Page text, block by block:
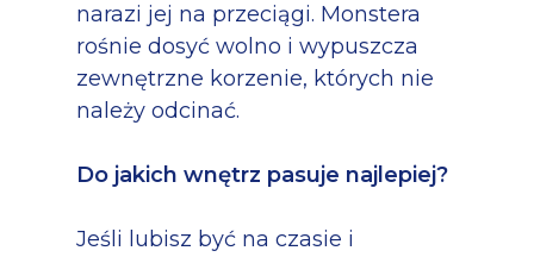
narazi jej na przeciągi. Monstera
rośnie dosyć wolno i wypuszcza
zewnętrzne korzenie, których nie
należy odcinać.
Do jakich wnętrz pasuje najlepiej?
Jeśli lubisz być na czasie i